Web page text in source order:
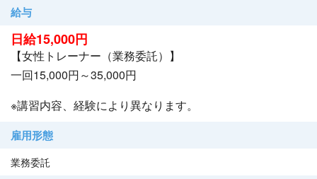
給与
日給15,000円
【女性トレーナー（業務委託）】
一回15,000円～35,000円
※講習内容、経験により異なります。
雇用形態
業務委託